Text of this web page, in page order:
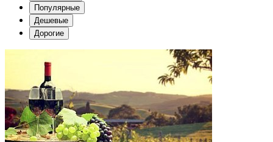
Популярные
Дешевые
Дорогие